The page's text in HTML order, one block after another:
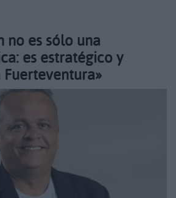
no es sólo una
es estratégico y